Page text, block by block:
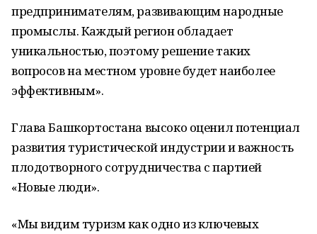
предпринимателям, развивающим народные
промыслы. Каждый регион обладает
уникальностью, поэтому решение таких
вопросов на местном уровне будет наиболее
эффективным».
Глава Башкортостана высоко оценил потенциал
развития туристической индустрии и важность
плодотворного сотрудничества с партией
«Новые люди».
«Мы видим туризм как одно из ключевых